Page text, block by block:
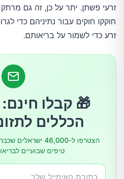
3.מניעת סוכרת
4.שמירה על מערכת עיכול בריאה
צפו בסרטון הבא כדי לראות
בשייק
כיצד לצרוך זרעי פשתן?
זרעי פשתן. יתר על כן, זה גם
חוקקו חוקים עבור נתיניהם כדי
זרע כדי לשמור על בריאותם.
הכללים
הצטרפו ל-46,000
טיפים שבועיים